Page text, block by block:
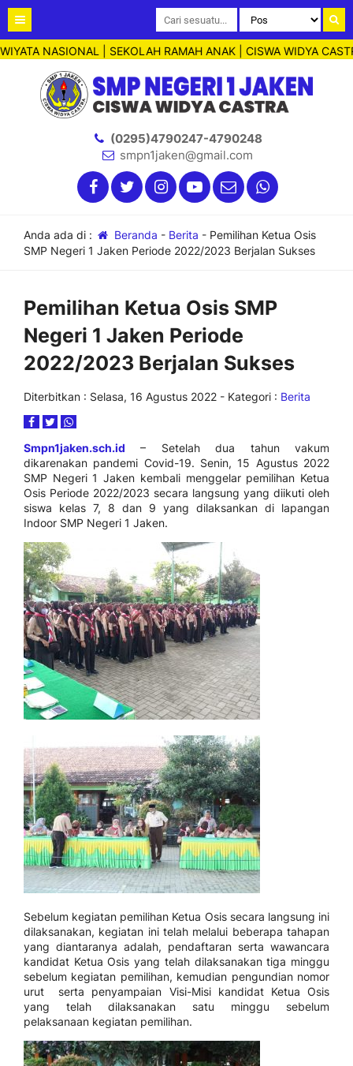
| SEKOLAH RAMAH ANAK | CISWA WIDYA CASTRA
(0295)4790247-4790248
smpn1jaken@gmail.com
Anda ada di : Beranda - Berita - Pemilihan Ketua Osis
SMP Negeri 1 Jaken Periode 2022/2023 Berjalan Sukses
Pemilihan Ketua Osis SMP
Negeri 1 Jaken Periode
2022/2023 Berjalan Sukses
Diterbitkan : Selasa, 16 Agustus 2022 - Kategori : Berita
Smpn1jaken.sch.id – Setelah dua tahun vakum
dikarenakan pandemi Covid-19. Senin, 15 Agustus 2022
SMP Negeri 1 Jaken kembali menggelar pemilihan Ketua
Osis Periode 2022/2023 secara langsung yang diikuti oleh
siswa kelas 7, 8 dan 9 yang dilaksankan di lapangan
Indoor SMP Negeri 1 Jaken.
Sebelum kegiatan pemilihan Ketua Osis secara langsung ini
dilaksanakan, kegiatan ini telah melalui beberapa tahapan
yang diantaranya adalah, pendaftaran serta wawancara
kandidat Ketua Osis yang telah dilaksanakan tiga minggu
sebelum kegiatan pemilihan, kemudian pengundian nomor
urut serta penyampaian Visi-Misi kandidat Ketua Osis
yang telah dilaksanakan satu minggu sebelum
pelaksanaan kegiatan pemilihan.